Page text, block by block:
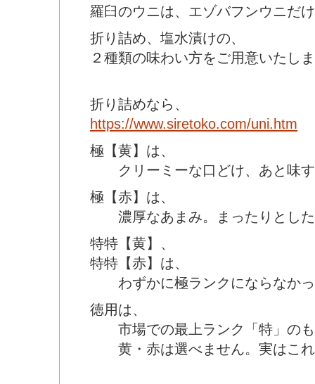
羅臼のウニは、エゾバフンウニだ
折り詰め、塩水漬けの、
２種類の味わい方をご用意いたし
折り詰めなら、
https://www.siretoko.com/uni.htm
極【黄】は、
クリーミーな口どけ、あと味す
極【赤】は、
濃厚なあまみ。まったりとした
特特【黄】、
特特【赤】は、
わずかに極ランクにならなかっ
徳用は、
市場での最上ランク「特」のも
黄・赤は選べません。実はこれ